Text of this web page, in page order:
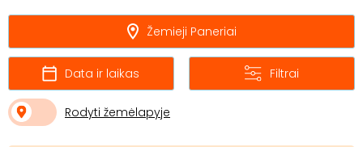
Žemieji Paneriai
Data ir laikas Filtrai
Rodyti žemėlapyje